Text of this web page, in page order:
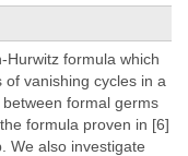
Hurwitz formula which
vanishing cycles in a
between formal germs
formula proven in [6]
We also investigate